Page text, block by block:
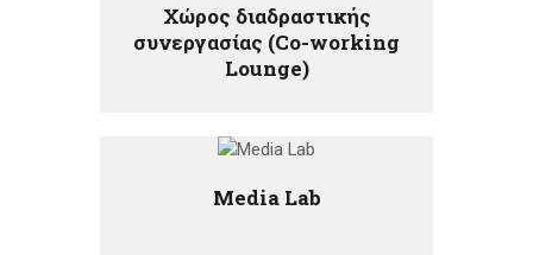
Χώρος διαδραστικής
συνεργασίας (Co-working
Lounge)
Media Lab